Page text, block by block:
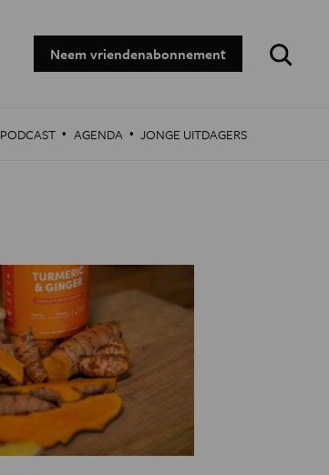
Neem vriendenabonnement
Zoeken:
PODCAST · AGENDA · JONGE UITDAGERS